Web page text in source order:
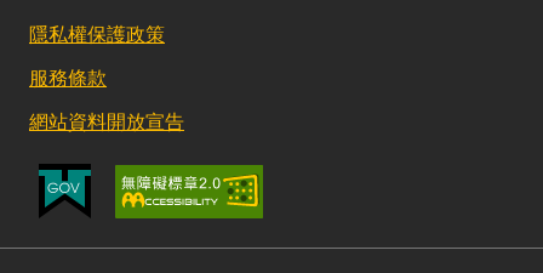
隱私權保護政策
服務條款
網站資料開放宣告